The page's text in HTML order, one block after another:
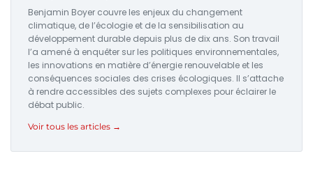
Benjamin Boyer couvre les enjeux du changement
climatique, de l’écologie et de la sensibilisation au
développement durable depuis plus de dix ans. Son travail
l’a amené à enquêter sur les politiques environnementales,
les innovations en matière d’énergie renouvelable et les
conséquences sociales des crises écologiques. Il s’attache
à rendre accessibles des sujets complexes pour éclairer le
débat public.
Voir tous les articles →